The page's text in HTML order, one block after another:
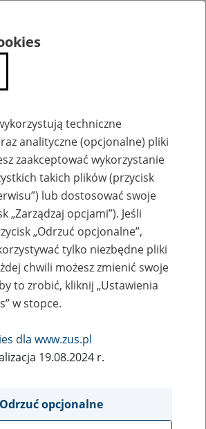
siebie: eZUS, wizyty
e-wizyty, Aktywni 50+
świadczeniobiorcy
techniczne
analityczne (opcjonalne) pliki
zaakceptować wykorzystanie
takich plików (przycisk
lub dostosować swoje
„Zarządzaj opcjami”). Jeśli
„Odrzuć opcjonalne”,
tylko niezbędne pliki
chwili możesz zmienić swoje
to zrobić, kliknij „Ustawienia
w stopce.
dla www.zus.pl
19.08.2024 r.
Odrzuć opcjonalne